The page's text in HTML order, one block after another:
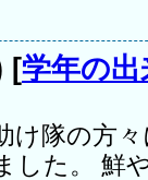
[学年の出
け隊の方
した。 鮮